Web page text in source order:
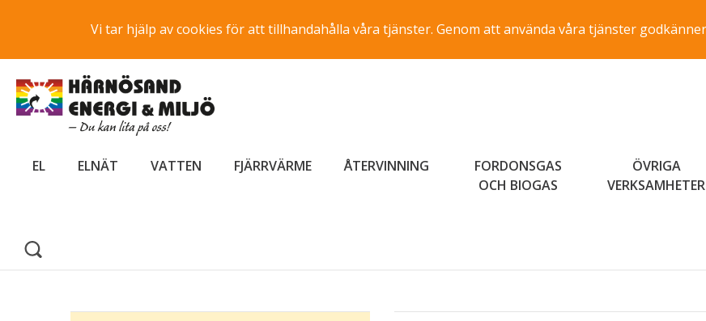
Vi tar hjälp av cookies för att tillhandahålla våra tjänster. Genom att använda våra tjänster
EL ELNÄT VATTEN FJÄRRVÄRME ÅTERVINNING
FORDONSGAS
OCH BIOGAS
ÖVRIGA
VERKSAMHETER